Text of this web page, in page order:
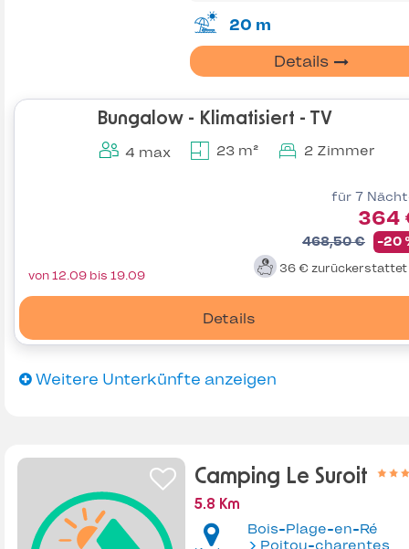
20 m
Details
Bungalow - Klimatisiert - TV
4 max 23 m² 2 Zimmer
für 7
364
468,50 € -20
36 € zurückerstattet
Details
von 12.09 bis 19.09
Weitere Unterkünfte anzeigen
Camping Le Suroit
5.8 Km
Bois-Plage-en-Ré
Poitou-charentes